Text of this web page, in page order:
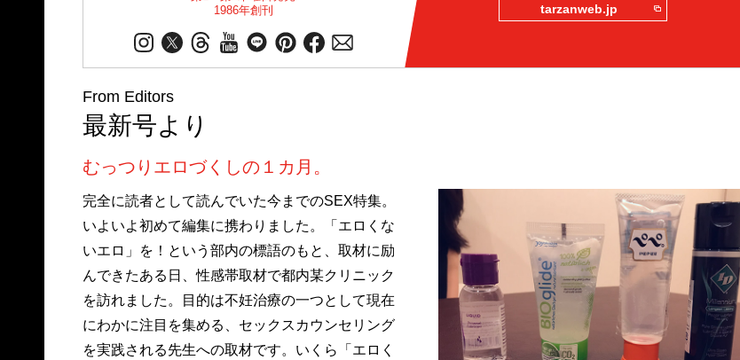
1986年創刊
tarzanweb.jp
From Editors
最新号より
むっつりエロづくしの１カ月。
完全に読者として読んでいた今までのSEX特集。
いよいよ初めて編集に携わりました。「エロくな
いエロ」を！という部内の標語のもと、取材に励
んできたある日、性感帯取材で都内某クリニック
を訪れました。目的は不妊治療の一つとして現在
にわかに注目を集める、セックスカウンセリング
を実践される先生への取材です。いくら「エロく